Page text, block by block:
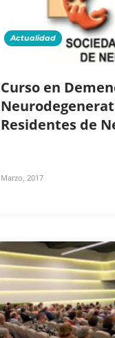
Actualidad
Curso en
Residentes de
Marzo, 2017